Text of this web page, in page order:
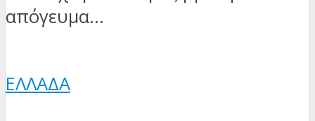
απόγευμα...
ΕΛΛΆΔΑ